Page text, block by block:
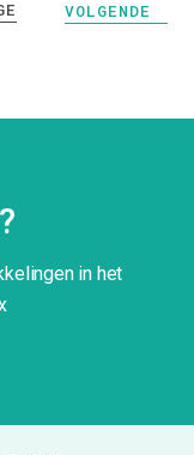
VOLGENDE
in het